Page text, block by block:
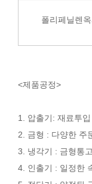
폴리페닐렌
<제품공정>
1. 압출기: 재료투입
2. 금형 : 다양한 주
3. 냉각기 : 금형통
4. 인출기 : 일정한